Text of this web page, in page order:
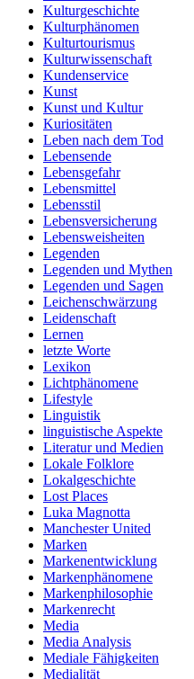
Kulturgeschichte
Kulturphänomen
Kulturtourismus
Kulturwissenschaft
Kundenservice
Kunst
Kunst und Kultur
Kuriositäten
Leben nach dem Tod
Lebensende
Lebensgefahr
Lebensmittel
Lebensstil
Lebensversicherung
Lebensweisheiten
Legenden
Legenden und Mythen
Legenden und Sagen
Leichenschwärzung
Leidenschaft
Lernen
letzte Worte
Lexikon
Lichtphänomene
Lifestyle
Linguistik
linguistische Aspekte
Literatur und Medien
Lokale Folklore
Lokalgeschichte
Lost Places
Luka Magnotta
Manchester United
Marken
Markenentwicklung
Markenphänomene
Markenphilosophie
Markenrecht
Media
Media Analysis
Mediale Fähigkeiten
Medialität